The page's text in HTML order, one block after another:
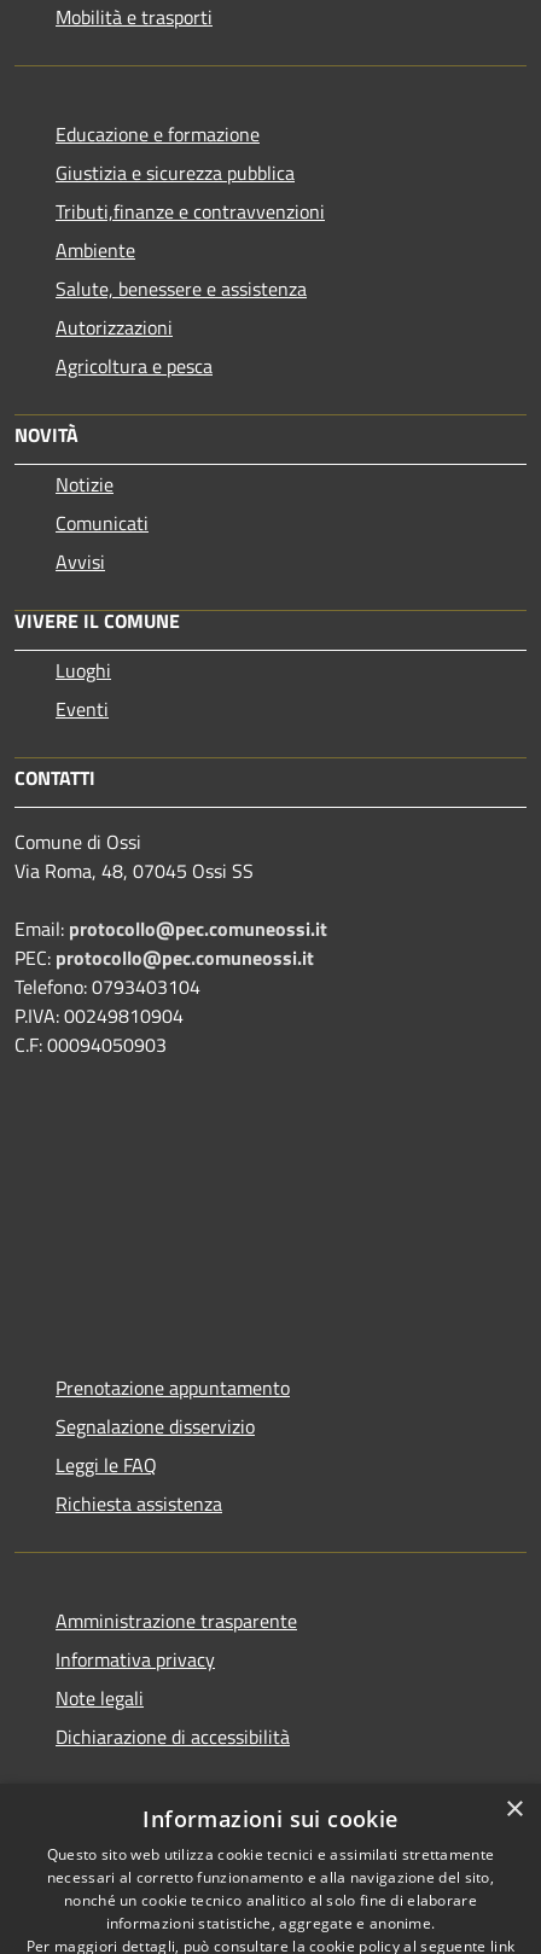
Mobilità e trasporti
Educazione e formazione
Giustizia e sicurezza pubblica
Tributi,finanze e contravvenzioni
Ambiente
Salute, benessere e assistenza
Autorizzazioni
Agricoltura e pesca
NOVITÀ
Notizie
Comunicati
Avvisi
VIVERE IL COMUNE
Luoghi
Eventi
CONTATTI
Comune di Ossi
Via Roma, 48, 07045 Ossi SS
Email: protocollo@pec.comuneossi.it
PEC: protocollo@pec.comuneossi.it
Telefono: 0793403104
P.IVA: 00249810904
C.F: 00094050903
Prenotazione appuntamento
Segnalazione disservizio
Leggi le FAQ
Richiesta assistenza
Amministrazione trasparente
Informativa privacy
Note legali
Dichiarazione di accessibilità
RSS
Copyright © 2026 • Comune di
×
Informazioni sui cookie
Questo sito web utilizza cookie tecnici e assimilati strettamente
necessari al corretto funzionamento e alla navigazione del sito,
nonché un cookie tecnico analitico al solo fine di elaborare
informazioni statistiche, aggregate e anonime.
Per maggiori dettagli, può consultare la cookie policy al seguente link